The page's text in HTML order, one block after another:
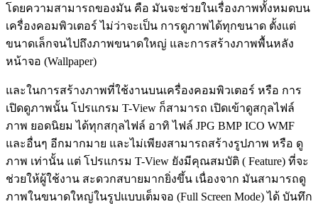
โดยความสามารถของมัน คือ มันจะช่วยในเรื่องภาพทั้งหมดบน
เครื่องคอมพิวเตอร์ ไม่ว่าจะเป็น การดูภาพได้ทุกขนาด ตั้งแต่
ขนาดเล็กจนไปถึงภาพขนาดใหญ่ และการสร้างภาพพื้นหลัง
หน้าจอ (Wallpaper)
และในการสร้างภาพที่ใช้งานบนเครื่องคอมพิวเตอร์ หรือ การ
เปิดดูภาพนั้น โปรแกรม T-View ก็สามารถ เปิดเข้าดูสกุลไฟล์
ภาพ ยอดนิยม ได้ทุกสกุลไฟล์ อาทิ ไฟล์ JPG BMP ICO WMF
และอื่นๆ อีกมากมาย และไม่เพียงสามารถสร้างรูปภาพ หรือ ดู
ภาพ เท่านั้น แต่ โปรแกรม T-View ยังมีคุณสมบัติ ( Feature) ที่จะ
ช่วยให้ผู้ใช้งาน สะดวกสบายมากยิ่งขึ้น เนื่องจาก มันสามารถดู
ภาพในขนาดใหญ่ในรูปแบบเต็มจอ (Full Screen Mode) ได้ บันทึก